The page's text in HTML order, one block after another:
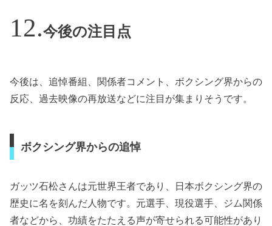
今後の注目点
今後は、追悼番組、関係者コメント、ボクシング界からの
反応、過去映像の再放送などに注目が集まりそうです。
ボクシング界からの追悼
ガッツ石松さんは元世界王者であり、日本ボクシング界の
歴史に名を刻んだ人物です。元選手、現役選手、ジム関係
者などから、功績をたたえる声が寄せられる可能性があり